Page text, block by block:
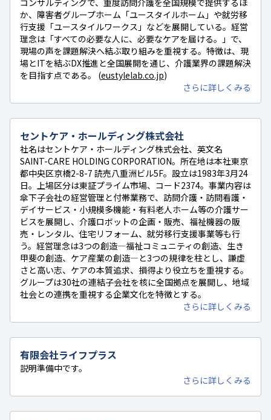
か、障害者グループホーム「ユースタイルホーム」や就労移
行支援「ユースタイルワークス」などを展開している。経営
理念は「すべての必要な人に、必要なケアを届ける。」で、
現場の声を課題解決へ結ぶ取り組みを重視する。特徴は、現
場とITを結ぶDX推進と全国展開を通じ、介護業界の課題解決
を目指す点である。 (eustylelab.co.jp)
さらに詳しくみる
セントケア・ホールディング株式会社
社名はセントケア・ホールディング株式会社、英文名
SAINT-CARE HOLDING CORPORATION。所在地は本社東京
都中央区京橋2-8-7 読売八重洲ビル5F。設立は1983年3月24
日。上場区分は東証プライム市場、コード2374。事業内容は
傘下子会社の経営管理と付帯業務で、訪問介護・訪問看護・
デイサービス・小規模多機能・有料老人ホーム等の介護サー
ビスを展開し、介護ロボットの企画・販売、福祉機器の販
売・レンタル、住宅リフォーム、就労移行支援事業等も行
う。経営理念は3つの創造—福祉コミュニティの創造、生き
甲斐の創造、ケア産業の創造—と3つの規律を柱とし、謙虚
さと高い志、ケアの本質追求、損得より役立ちを重視する。
グループは30社の連結子会社を核に全国拠点を展開し、地域
社会との連携を重視する企業文化を特徴とする。
さらに詳しくみる
有限会社ライフプラス
説明準備中です。
さらに詳しくみる